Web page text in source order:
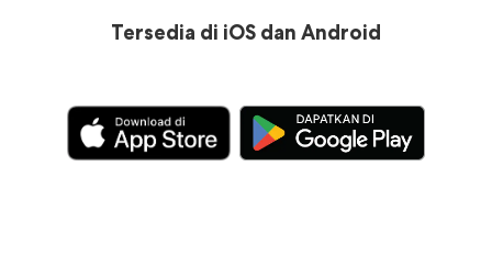
Tersedia di iOS dan Android